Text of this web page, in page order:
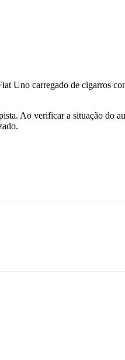
Uno carregado de cigarros
Ao verificar a situação do